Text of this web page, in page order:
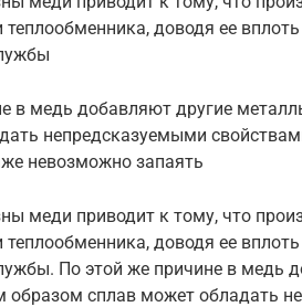
теплообменника, доводя ее
в медь добавляют другие
непредсказуемыми
невозможно запаять
меди приводит к тому, что
теплообменника, доводя ее
По этой же причине в медь
образом сплав может обладать